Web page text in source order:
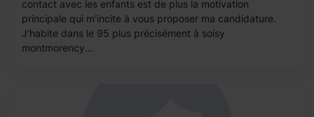
contact avec les enfants est de plus la motivation
principale qui m'incite à vous proposer ma candidature.
J'habite dans le 95 plus précisément à soisy
montmorency...